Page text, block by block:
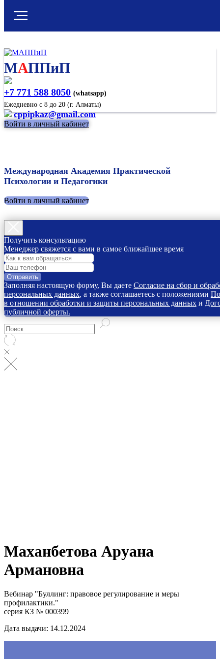
МАППиП
+7 771 588 8050 (whatsapp)
Ежедневно с 8 до 20 (г. Алматы)
cppipkaz@gmail.com
Войти в личный кабинет
Международная Академия Практической
Психологии и Педагогики
Войти в личный кабинет
Получить консультацию
Менеджер свяжется с вами в самое ближайшее время
Отправить
Заполняя настоящую форму, Вы даете Согласие на сбор и
персональных данных, а также соглашаетесь с положениями
в отношении обработки и защиты персональных данных и
публичной оферты.
Маханбетова Аруана
Армановна
Вебинар "Буллинг: правовое регулирование и меры
профилактики."
серия КЗ № 000399
Дата выдачи: 14.12.2024